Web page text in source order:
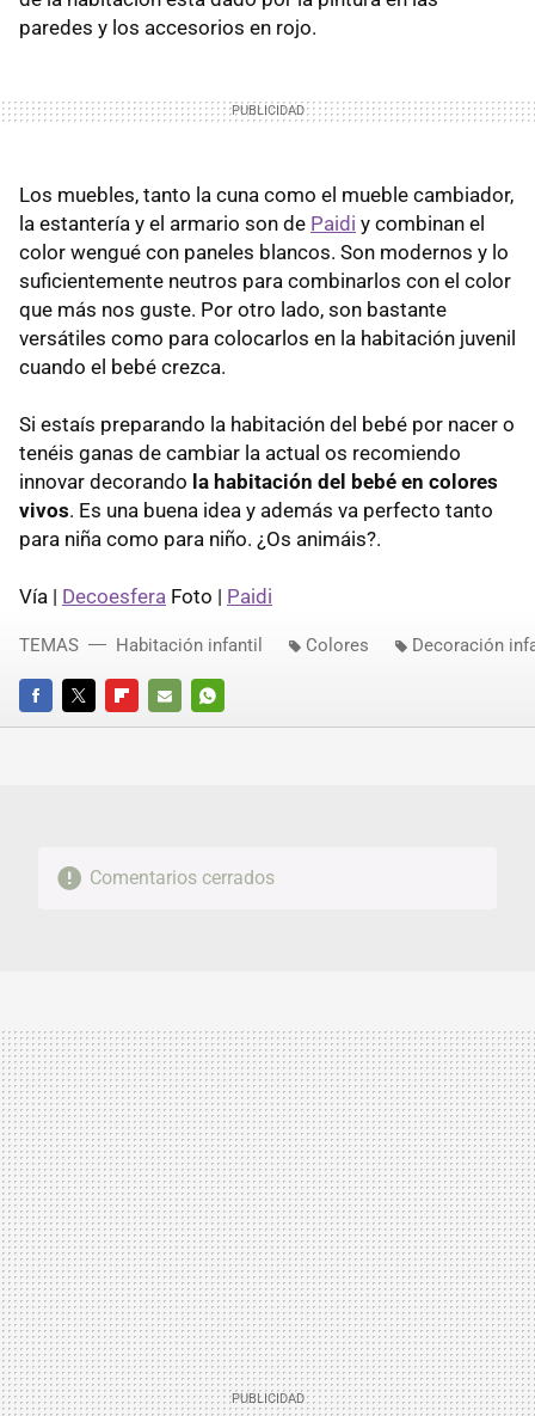
paredes y los accesorios en rojo.
Los muebles, tanto la cuna como el mueble cambiador,
la estantería y el armario son de Paidi y combinan el
color wengué con paneles blancos. Son modernos y lo
suficientemente neutros para combinarlos con el color
que más nos guste. Por otro lado, son bastante
versátiles como para colocarlos en la habitación juvenil
cuando el bebé crezca.
Si estaís preparando la habitación del bebé por nacer o
tenéis ganas de cambiar la actual os recomiendo
innovar decorando la habitación del bebé en colores
vivos. Es una buena idea y además va perfecto tanto
para niña como para niño. ¿Os animáis?.
Vía | Decoesfera Foto | Paidi
FACEBOOKTWITTERFLIPBOARD
E-
WHATSAPP
TEMAS Habitación infantil Colores Decoración
Comentarios cerrados